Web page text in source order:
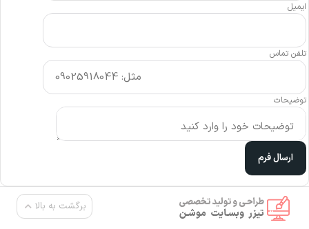
ایمیل
تلفن تماس
توضیحات
برگشت به بالا